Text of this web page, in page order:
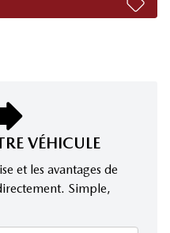
VÉHICULE
et les avantages de
Simple,